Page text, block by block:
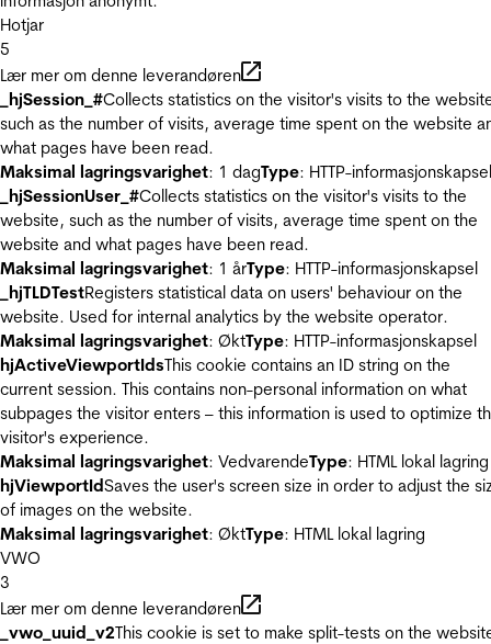
Hotjar
5
Lær mer om denne leverandøren
_hjSession_#Collects statistics on the visitor's visits to the
such as the number of visits, average time spent on the website
what pages have been read.
Maksimal lagringsvarighet: 1 dagType: HTTP-informasjonskapsel
_hjSessionUser_#Collects statistics on the visitor's visits to the
website, such as the number of visits, average time spent on the
website and what pages have been read.
Maksimal lagringsvarighet: 1 årType: HTTP-informasjonskapsel
_hjTLDTestRegisters statistical data on users' behaviour on the
website. Used for internal analytics by the website operator.
Maksimal lagringsvarighet: ØktType: HTTP-informasjonskapsel
hjActiveViewportIdsThis cookie contains an ID string on the
current session. This contains non-personal information on what
subpages the visitor enters – this information is used to optimize
visitor's experience.
Maksimal lagringsvarighet: VedvarendeType: HTML lokal lagring
hjViewportIdSaves the user's screen size in order to adjust the
of images on the website.
Maksimal lagringsvarighet: ØktType: HTML lokal lagring
VWO
3
Lær mer om denne leverandøren
_vwo_uuid_v2This cookie is set to make split-tests on the